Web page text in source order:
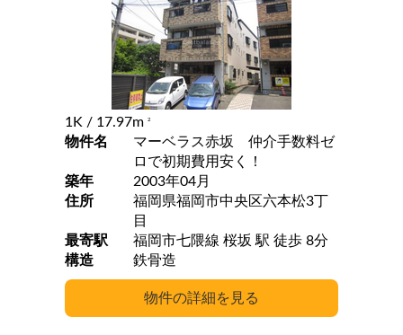
1K / 17.97m 2
物件名
マーベラス赤坂 仲介手数料ゼ
ロで初期費用安く！
築年
2003年04月
住所
福岡県福岡市中央区六本松3丁
目
最寄駅
福岡市七隈線 桜坂 駅 徒歩 8分
構造
鉄骨造